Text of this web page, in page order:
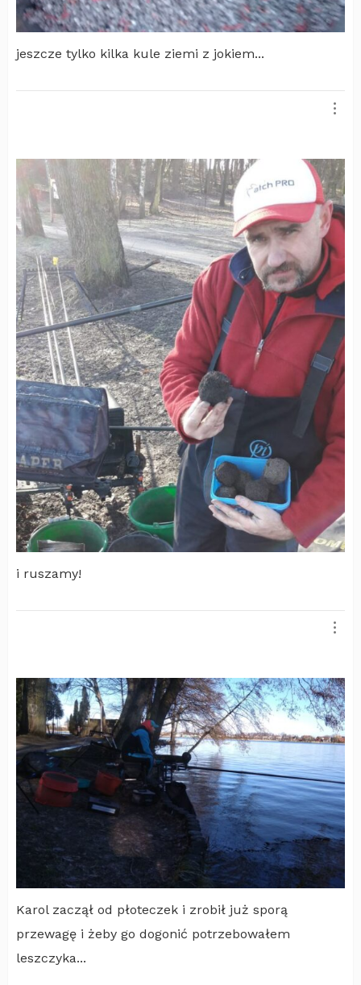
jeszcze tylko kilka kule ziemi z jokiem...
i ruszamy!
Karol zaczął od płoteczek i zrobił już sporą
przewagę i żeby go dogonić potrzebowałem
leszczyka...